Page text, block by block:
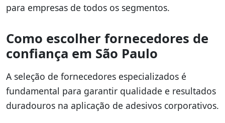
para empresas de todos os segmentos.
Como escolher fornecedores de
confiança em São Paulo
A seleção de fornecedores especializados é
fundamental para garantir qualidade e resultados
duradouros na aplicação de adesivos corporativos.